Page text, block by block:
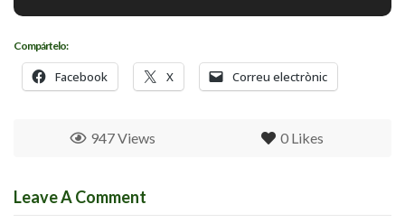
Compártelo:
Facebook X Correu electrònic
0 Likes
947 Views
Leave A Comment